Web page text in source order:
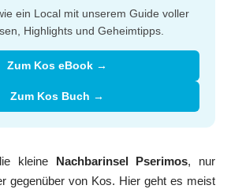
ein Local mit unserem Guide voller
Highlights und Geheimtipps.
Zum Kos eBook →
Zum Kos Buch →
kleine Nachbarinsel Pserimos, nur
gegenüber von Kos. Hier geht es meist